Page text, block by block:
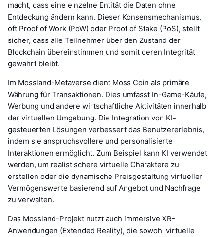
macht, dass eine einzelne Entität die Daten ohne
Entdeckung ändern kann. Dieser Konsensmechanismus,
oft Proof of Work (PoW) oder Proof of Stake (PoS), stellt
sicher, dass alle Teilnehmer über den Zustand der
Blockchain übereinstimmen und somit deren Integrität
gewahrt bleibt.
Im Mossland-Metaverse dient Moss Coin als primäre
Währung für Transaktionen. Dies umfasst In-Game-Käufe,
Werbung und andere wirtschaftliche Aktivitäten innerhalb
der virtuellen Umgebung. Die Integration von KI-
gesteuerten Lösungen verbessert das Benutzererlebnis,
indem sie anspruchsvollere und personalisierte
Interaktionen ermöglicht. Zum Beispiel kann KI verwendet
werden, um realistischere virtuelle Charaktere zu
erstellen oder die dynamische Preisgestaltung virtueller
Vermögenswerte basierend auf Angebot und Nachfrage
zu verwalten.
Das Mossland-Projekt nutzt auch immersive XR-
Anwendungen (Extended Reality), die sowohl virtuelle